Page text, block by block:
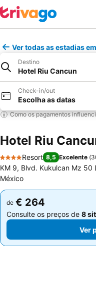
Ver todas as estadias
Destino
Hotel Riu Cancun
Check-in/out
Escolha as datas
Como os pagamentos
Hotel Riu
4 Estrelas
Resort 8,5 Excelente (
KM 9, Blvd. Kukulcan Mz
México
de € 264
Consulte os preços de 8
de € 264
Consulte os preços de 8
Ver